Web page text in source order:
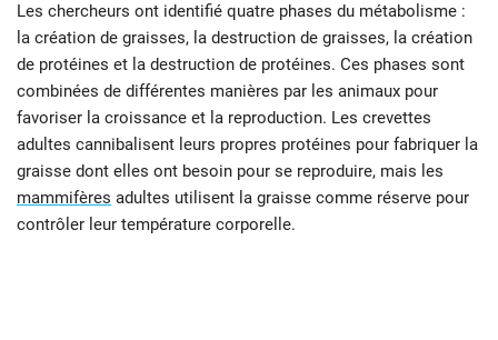
Les chercheurs ont identifié quatre phases du métabolisme :
la création de graisses, la destruction de graisses, la création
de protéines et la destruction de protéines. Ces phases sont
combinées de différentes manières par les animaux pour
favoriser la croissance et la reproduction. Les crevettes
adultes cannibalisent leurs propres protéines pour fabriquer la
graisse dont elles ont besoin pour se reproduire, mais les
mammifères adultes utilisent la graisse comme réserve pour
contrôler leur température corporelle.